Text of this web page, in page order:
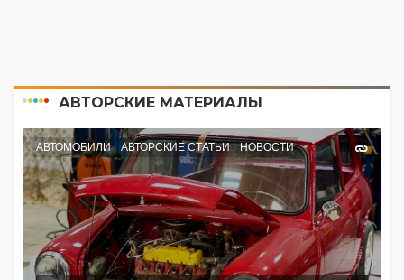
АВТОРСКИЕ МАТЕРИАЛЫ
АВТОМОБИЛИ АВТОРСКИЕ СТАТЬИ НОВОСТИ